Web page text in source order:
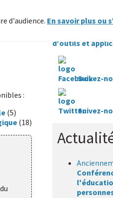
d'audience. En savoir plus ou
:
(5)
(18)
d'outils et
Suivez-
Suivez-